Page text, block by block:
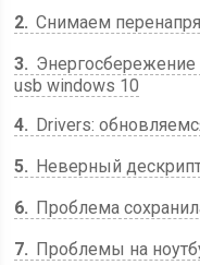
2 Снимаем
3
Энергосбережение
usb windows 10
4
Drivers:
5
Неверный
6
Проблема
7
Проблемы на